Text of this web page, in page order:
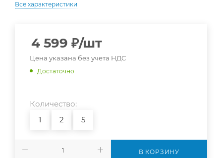
Все характеристики
4 599 ₽/шт
Цена указана без учета НДС
Достаточно
Количество:
1
2 5
В КОРЗИНУ